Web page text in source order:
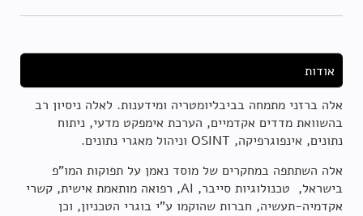
אודות
אלה ברזני מתמחה בביבליומטריה ומידענות. לאלה ניסיון רב
בהשוואת מדדים אקדמיים, הערכת אימפקט מדעי, ניתוח
נתונים, אינפוגרפיקה, OSINT וניהול מאגרי נתונים.
אלה השתתפה במחקרים של מוסד נאמן על תפוקות המו"פ
בישראל, טכנולוגיות סייבר, AI, רפואה מותאמת אישית, קשרי
אקדמיה-תעשיה, חברות שהוקמו ע"י בוגרי הטכניון, וכן